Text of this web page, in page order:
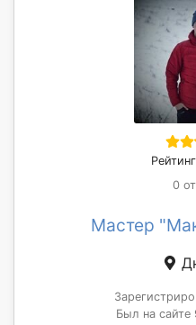
0
Мастер
Был на сайте